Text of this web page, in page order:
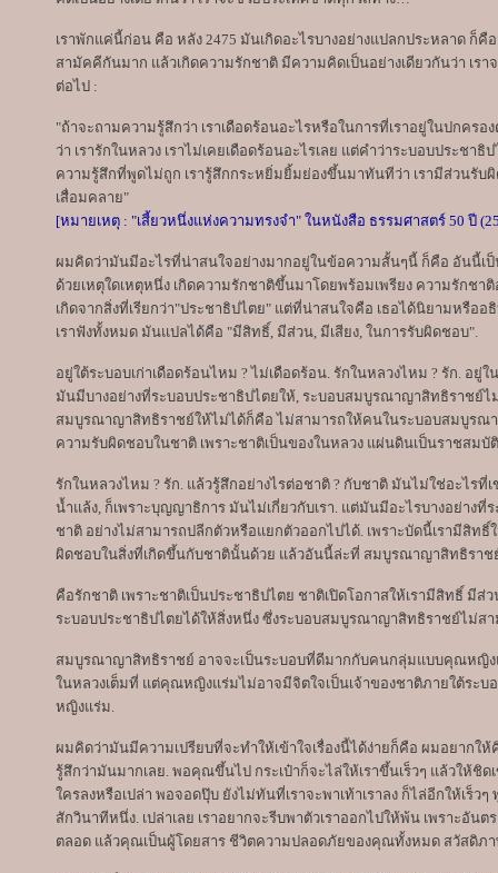
เราพักแค่นี้ก่อน คือ หลัง 2475 มันเกิดอะไรบางอย่างแปลกประหลาด ก็
สามัคคีกันมาก แล้วเกิดความรักชาติ มีความคิดเป็นอย่างเดียวกันว่า เร
ต่อไป :
"ถ้าจะถามความรู้สึกว่า เราเดือดร้อนอะไรหรือในการที่เราอยู่ในปกค
ว่า เรารักในหลวง เราไม่เคยเดือดร้อนอะไรเลย แต่คำว่าระบอบประชา
ความรู้สึกที่พูดไม่ถูก เรารู้สึกกระหยิ่มยิ้มย่องขึ้นมาทันทีว่า เรามีส่วนรับผิ
เสื่อมคลาย"
[หมายเหตุ : "เสี้ยวหนึ่งแห่งความทรงจำ" ในหนังสือ ธรรมศาสตร์ 50 ปี
ผมคิดว่ามันมีอะไรที่น่าสนใจอย่างมากอยู่ในข้อความสั้นๆนี้ ก็คือ อันนี้เป็
ด้วยเหตุใดเหตุหนึ่ง เกิดความรักชาติขึ้นมาโดยพร้อมเพรียง ความรักชา
เกิดจากสิ่งที่เรียกว่า"ประชาธิปไตย" แต่ที่น่าสนใจคือ เธอได้นิยามหรือ
เราฟังทั้งหมด มันแปลได้คือ "มีสิทธิ์, มีส่วน, มีเสียง, ในการรับผิดชอบ".
อยู่ใต้ระบอบเก่าเดือดร้อนไหม ? ไม่เดือดร้อน. รักในหลวงไหม ? รัก. อยู่
มันมีบางอย่างที่ระบอบประชาธิปไตยให้, ระบอบสมบูรณาญาสิทธิราชย์ไ
สมบูรณาญาสิทธิราชย์ให้ไม่ได้ก็คือ ไม่สามารถให้คนในระบอบสมบูรณ
ความรับผิดชอบในชาติ เพราะชาติเป็นของในหลวง แผ่นดินเป็นราชสมบั
รักในหลวงไหม ? รัก. แล้วรู้สึกอย่างไรต่อชาติ ? กับชาติ มันไม่ใช่อะไร
น้ำแล้ง, ก็เพราะบุญญาธิการ มันไม่เกี่ยวกับเรา. แต่มันมีอะไรบางอย่างที่
ชาติ อย่างไม่สามารถปลีกตัวหรือแยกตัวออกไปได้. เพราะบัดนี้เรามีสิท
ผิดชอบในสิ่งที่เกิดขึ้นกับชาตินั้นด้วย แล้วอันนี้ล่ะที่ สมบูรณาญาสิทธิราช
คือรักชาติ เพราะชาติเป็นประชาธิปไตย ชาติเปิดโอกาสให้เรามีสิทธิ์ มี
ระบอบประชาธิปไตยได้ให้สิ่งหนึ่ง ซึ่งระบอบสมบูรณาญาสิทธิราชย์ไม่สา
สมบูรณาญาสิทธิราชย์ อาจจะเป็นระบอบที่ดีมากกับคนกลุ่มแบบคุณหญิ
ในหลวงเต็มที่ แต่คุณหญิงแร่มไม่อาจมีจิตใจเป็นเจ้าของชาติภายใต้ระบ
หญิงแร่ม.
ผมคิดว่ามันมีความเปรียบที่จะทำให้เข้าใจเรื่องนี้ได้ง่ายก็คือ ผมอยากให้
รู้สึกว่ามันมากเลย. พอคุณขึ้นไป กระเป๋าก็จะไล่ให้เราขึ้นเร็วๆ แล้วให้ชิ
ใครลงหรือเปล่า พอจอดปุ๊บ ยังไม่ทันที่เราจะพาเท้าเราลง ก็ไล่อีกให้เร็
สักวินาทีหนึ่ง. เปล่าเลย เราอยากจะรีบพาตัวเราออกไปให้พ้น เพราะอัน
ตลอด แล้วคุณเป็นผู้โดยสาร ชีวิตความปลอดภัยของคุณทั้งหมด สวัสดิ